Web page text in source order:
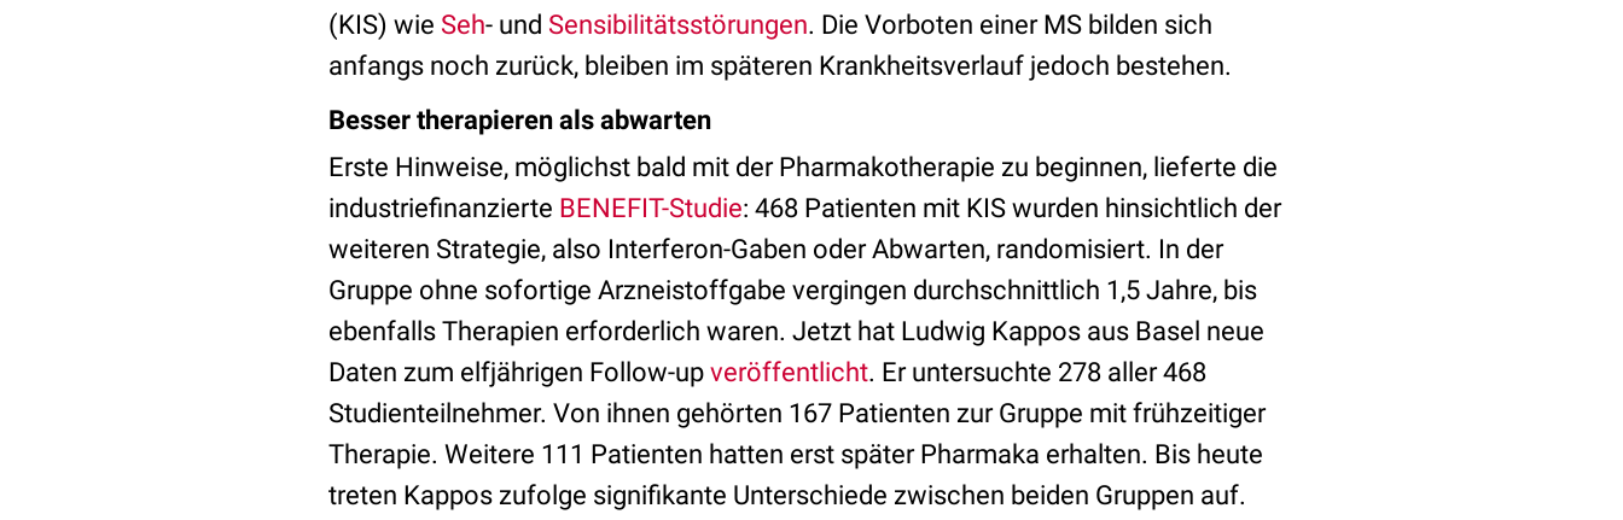
(KIS) wie Seh- und Sensibilitätsstörungen. Die Vorboten einer MS bilden sich
anfangs noch zurück, bleiben im späteren Krankheitsverlauf jedoch bestehen.
Besser therapieren als abwarten
Erste Hinweise, möglichst bald mit der Pharmakotherapie zu beginnen, lieferte die
industriefinanzierte BENEFIT-Studie: 468 Patienten mit KIS wurden hinsichtlich der
weiteren Strategie, also Interferon-Gaben oder Abwarten, randomisiert. In der
Gruppe ohne sofortige Arzneistoffgabe vergingen durchschnittlich 1,5 Jahre, bis
ebenfalls Therapien erforderlich waren. Jetzt hat Ludwig Kappos aus Basel neue
Daten zum elfjährigen Follow-up veröffentlicht. Er untersuchte 278 aller 468
Studienteilnehmer. Von ihnen gehörten 167 Patienten zur Gruppe mit frühzeitiger
Therapie. Weitere 111 Patienten hatten erst später Pharmaka erhalten. Bis heute
treten Kappos zufolge signifikante Unterschiede zwischen beiden Gruppen auf.